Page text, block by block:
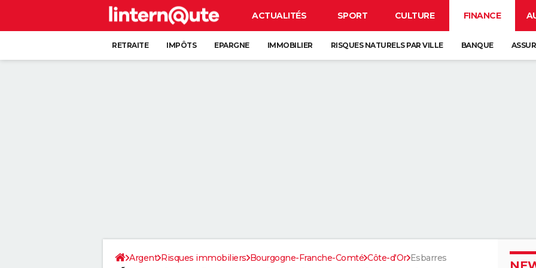
ACTUALITÉS SPORT CULTURE FINANCE
RETRAITE IMPÔTS EPARGNE IMMOBILIER RISQUES NATURELS PAR VILLE BANQUE
Argent Risques immobiliers Bourgogne-Franche-Comté Côte-d'Or Esbarres